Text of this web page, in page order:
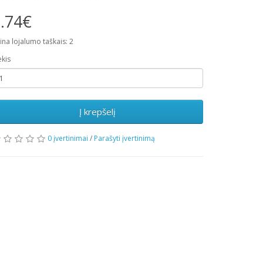
lojalumo taškais: 2
Į krepšelį
0 įvertinimai / Parašyti įvertinimą